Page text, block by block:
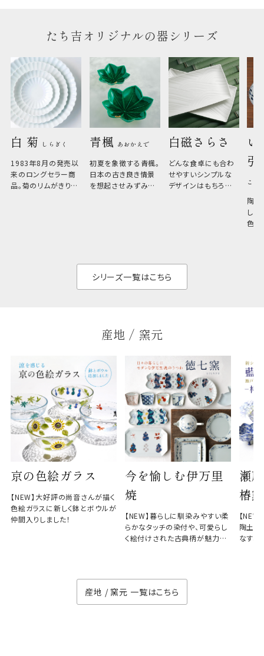
たち吉オリジナルの器シリーズ
白 菊 しらぎく
1983年8月の発売以
来のロングセラー商
品。菊のリムがきりっ
青楓 あおかえで
初夏を象徴する青楓。
日本の古き良き情景
を想起させみずみず
白磁さらさ
どんな食卓にも合わ
せやすいシンプルな
デザインはもちろん、
い
こひ
陶器
しい
色の
シリーズ一覧はこちら
産地 / 窯元
京の色絵ガラス
【NEW】大好評の尚音さんが描く
色絵ガラスに新しく鉢とボウルが
仲間入りしました！
今を愉しむ伊万里
焼
【NEW】暮らしに馴染みやすい柔
らかなタッチの染付や、可愛らし
く絵付けされた古典柄が魅力の
瀬
椿窯
【
陶土と
なす、
産地 / 窯元 一覧はこちら